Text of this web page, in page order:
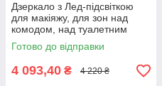
Дзеркало з Лед-підсвіткою
для макіяжу, для зон над
комодом, над туалетним
столиком Avrora 2206L
80х100 см в тонкій рамі МДФ,
Готово до відправки
4 093,40 ₴ 4 220 ₴